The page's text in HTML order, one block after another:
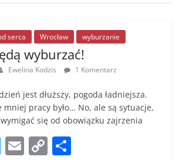
Li
n
k
serca Wrocław wyburzanie
wyburzać!
Ewelina Kodzis 1 Komentarz
jest dłuższy, pogoda ładniejsza.
mniej pracy było… No, ale są sytuacje,
się od obowiązku zajrzenia
T E C